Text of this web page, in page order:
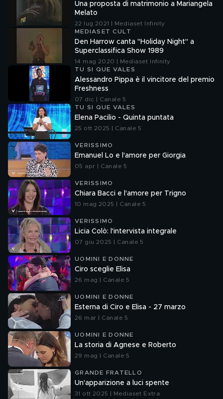
Una proposta di matrimonio a Mariangela
Melato
22 lug 2021 | Mediaset Infinity
MEDIASET CULT
Den Harrow canta "Holiday Night" a
Superclassifica Show 1989
14 mag 2020 | Mediaset Infinity
TU SI QUE VALES
Alessandro Pippa è il vincitore del premio
Freshness
07 dic | Canale 5
TU SI QUE VALES
Elena Pacilio - Quinta puntata
25 ott 2025 | Canale 5
VERISSIMO
Emanuel Lo e l'amore per Giorgia
05 apr | Canale 5
VERISSIMO
Chiara Bacci e l'amore per Trigno
10 mag 2025 | Canale 5
VERISSIMO
Licia Colò: l'intervista integrale
07 giu 2025 | Canale 5
UOMINI E DONNE
Ciro sceglie Elisa
26 mag | Canale 5
UOMINI E DONNE
Esterna di Ciro e Elisa - 27 marzo
26 mar | Canale 5
UOMINI E DONNE
La storia di Agnese e Roberto
29 mag | Canale 5
GRANDE FRATELLO
Un'apparizione a luci spente
31 ott 2025 | Mediaset Extra